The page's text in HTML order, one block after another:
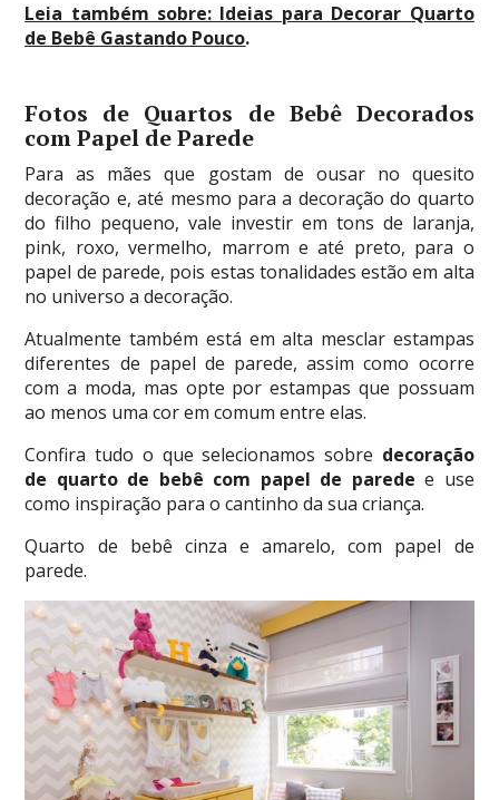
Leia também sobre: Ideias para Decorar Quarto
de Bebê Gastando Pouco.
Fotos de Quartos de Bebê Decorados
com Papel de Parede
Para as mães que gostam de ousar no quesito
decoração e, até mesmo para a decoração do quarto
do filho pequeno, vale investir em tons de laranja,
pink, roxo, vermelho, marrom e até preto, para o
papel de parede, pois estas tonalidades estão em alta
no universo a decoração.
Atualmente também está em alta mesclar estampas
diferentes de papel de parede, assim como ocorre
com a moda, mas opte por estampas que possuam
ao menos uma cor em comum entre elas.
Confira tudo o que selecionamos sobre decoração
de quarto de bebê com papel de parede e use
como inspiração para o cantinho da sua criança.
Quarto de bebê cinza e amarelo, com papel de
parede.